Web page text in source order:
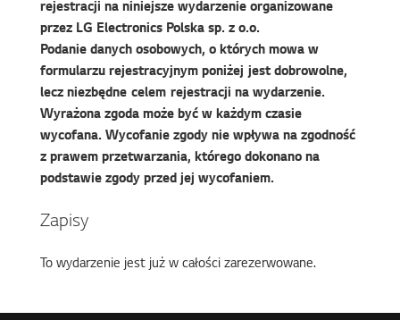
rejestracji na niniejsze wydarzenie organizowane
przez LG Electronics Polska sp. z o.o.
Podanie danych osobowych, o których mowa w
formularzu rejestracyjnym poniżej jest dobrowolne,
lecz niezbędne celem rejestracji na wydarzenie.
Wyrażona zgoda może być w każdym czasie
wycofana. Wycofanie zgody nie wpływa na zgodność
z prawem przetwarzania, którego dokonano na
podstawie zgody przed jej wycofaniem.
Zapisy
To wydarzenie jest już w całości zarezerwowane.